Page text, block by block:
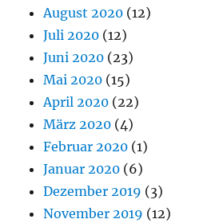
August 2020 (12)
Juli 2020 (12)
Juni 2020 (23)
Mai 2020 (15)
April 2020 (22)
März 2020 (4)
Februar 2020 (1)
Januar 2020 (6)
Dezember 2019 (3)
November 2019 (12)